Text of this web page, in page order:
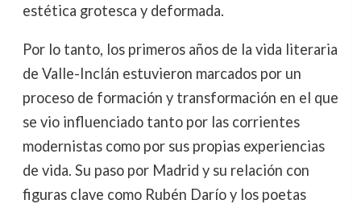
estética grotesca y deformada.
Por lo tanto, los primeros años de la vida literaria
de Valle-Inclán estuvieron marcados por un
proceso de formación y transformación en el que
se vio influenciado tanto por las corrientes
modernistas como por sus propias experiencias
de vida. Su paso por Madrid y su relación con
figuras clave como Rubén Darío y los poetas